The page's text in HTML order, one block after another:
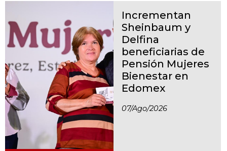
Incrementan
Sheinbaum y
Delfina
beneficiarias de
Pensión Mujeres
Bienestar en
Edomex
07/ago/2026